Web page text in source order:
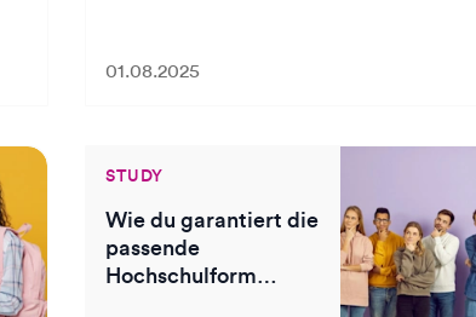
01.08.2025
STUDY
Wie du garantiert die
passende
Hochschulform